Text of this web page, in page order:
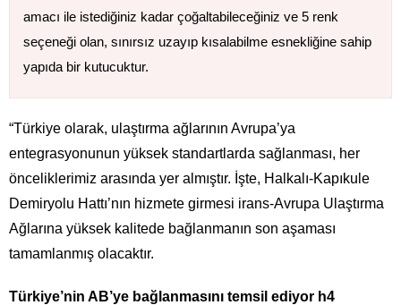
amacı ile istediğiniz kadar çoğaltabileceğiniz ve 5 renk
seçeneği olan, sınırsız uzayıp kısalabilme esnekliğine sahip
yapıda bir kutucuktur.
“Türkiye olarak, ulaştırma ağlarının Avrupa’ya
entegrasyonunun yüksek standartlarda sağlanması, her
önceliklerimiz arasında yer almıştır. İşte, Halkalı-Kapıkule
Demiryolu Hattı’nın hizmete girmesi irans-Avrupa Ulaştırma
Ağlarına yüksek kalitede bağlanmanın son aşaması
tamamlanmış olacaktır.
Türkiye’nin AB’ye bağlanmasını temsil ediyor h4